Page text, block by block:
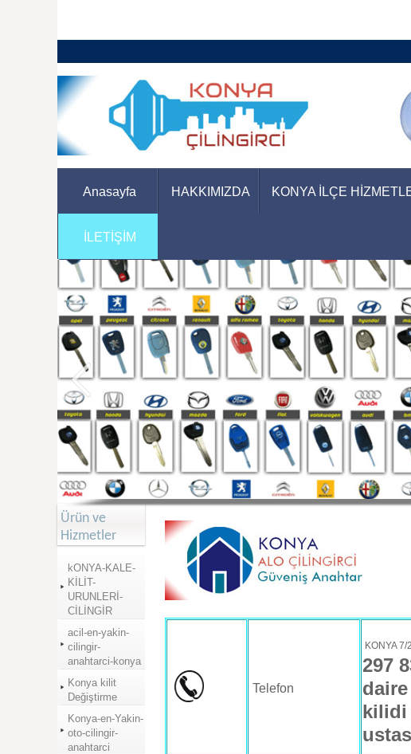
Anasayfa HAKKIMIZDA KONYA İLÇE
İLETİŞİM
Ürün ve
Hizmetler
kONYA-KALE-
KİLİT-
URUNLERİ-
CİLİNGİR
acil-en-yakin-
cilingir-
anahtarci-konya
Konya kilit
Değiştirme
Konya-en-Yakin-
oto-cilingir-
anahtarci
Telefon
KONYA
297
kilidi